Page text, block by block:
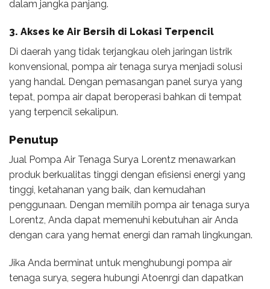
dalam jangka panjang.
3. Akses ke Air Bersih di Lokasi Terpencil
Di daerah yang tidak terjangkau oleh jaringan listrik
konvensional, pompa air tenaga surya menjadi solusi
yang handal. Dengan pemasangan panel surya yang
tepat, pompa air dapat beroperasi bahkan di tempat
yang terpencil sekalipun.
Penutup
Jual Pompa Air Tenaga Surya Lorentz menawarkan
produk berkualitas tinggi dengan efisiensi energi yang
tinggi, ketahanan yang baik, dan kemudahan
penggunaan. Dengan memilih pompa air tenaga surya
Lorentz, Anda dapat memenuhi kebutuhan air Anda
dengan cara yang hemat energi dan ramah lingkungan.
Jika Anda berminat untuk menghubungi pompa air
tenaga surya, segera hubungi Atoenrgi dan dapatkan